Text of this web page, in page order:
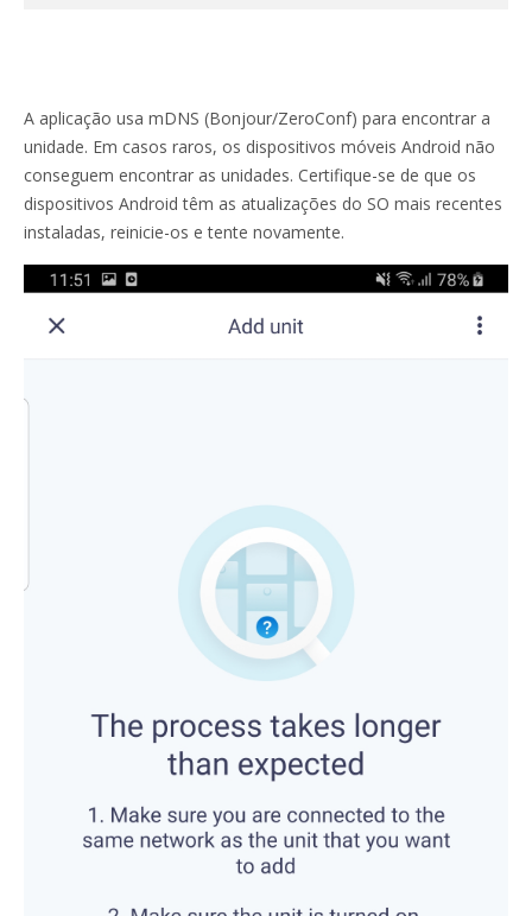
A aplicação usa mDNS (Bonjour/ZeroConf) para encontrar a
unidade. Em casos raros, os dispositivos móveis Android não
conseguem encontrar as unidades. Certifique-se de que os
dispositivos Android têm as atualizações do SO mais recentes
instaladas, reinicie-os e tente novamente.